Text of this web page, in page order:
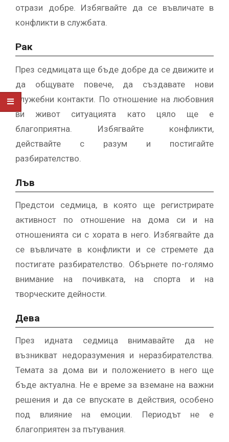
отрази добре. Избягвайте да се въвличате в
конфликти в службата.
Рак
През седмицата ще бъде добре да се движите и
да общувате повече, да създавате нови
служебни контакти. По отношение на любовния
ви живот ситуацията като цяло ще е
благоприятна. Избягвайте конфликти,
действайте с разум и постигайте
разбирателство.
Лъв
Предстои седмица, в която ще регистрирате
активност по отношение на дома си и на
отношенията си с хората в него. Избягвайте да
се въвличате в конфликти и се стремете да
постигате разбирателство. Обърнете по-голямо
внимание на почивката, на спорта и на
творческите дейности.
Дева
През идната седмица внимавайте да не
възникват недоразумения и неразбирателства.
Темата за дома ви и положението в него ще
бъде актуална. Не е време за вземане на важни
решения и да се впускате в действия, особено
под влияние на емоции. Периодът не е
благоприятен за пътувания.